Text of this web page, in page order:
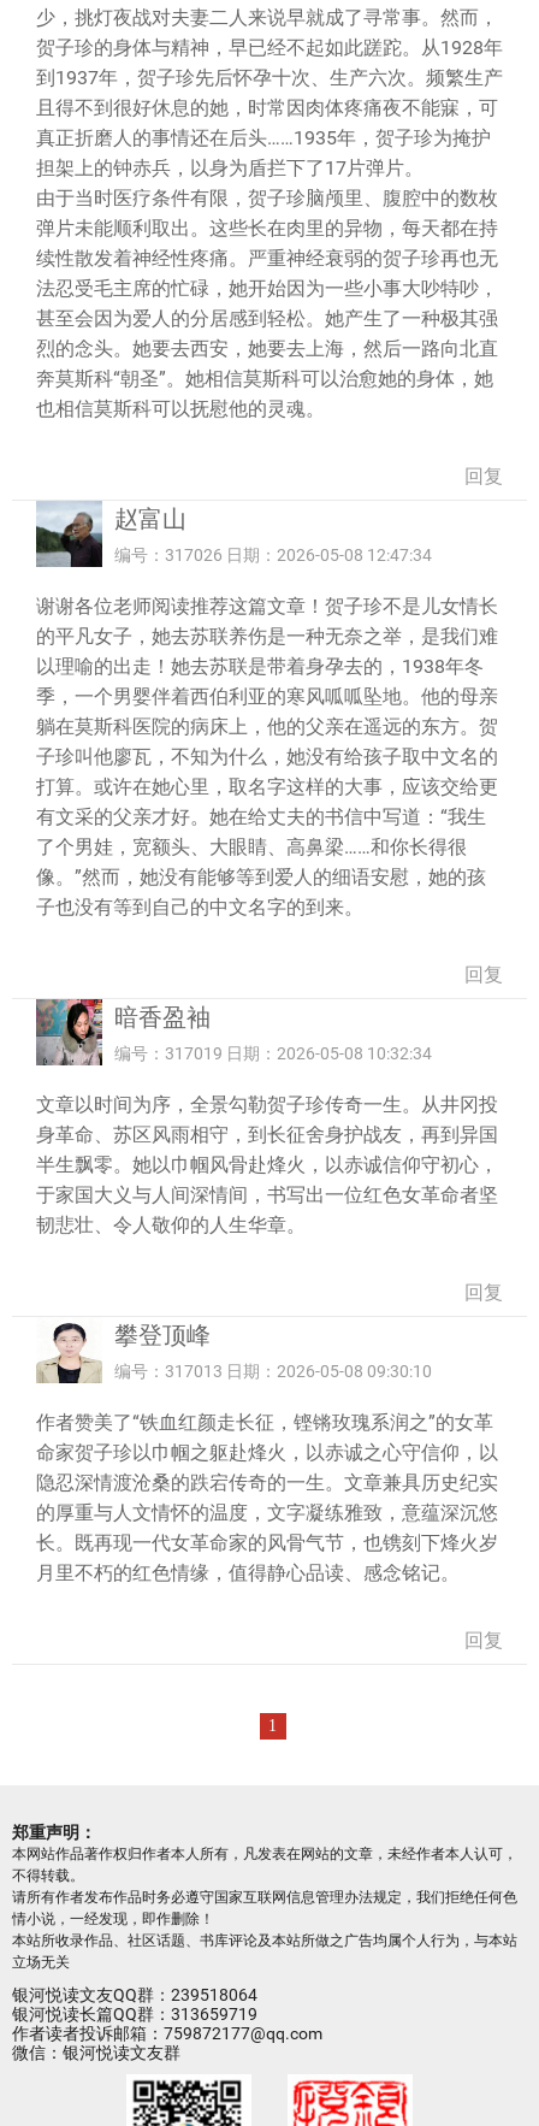
少，挑灯夜战对夫妻二人来说早就成了寻常事。然而，
贺子珍的身体与精神，早已经不起如此蹉跎。从1928年
到1937年，贺子珍先后怀孕十次、生产六次。频繁生产
且得不到很好休息的她，时常因肉体疼痛夜不能寐，可
真正折磨人的事情还在后头……1935年，贺子珍为掩护
担架上的钟赤兵，以身为盾拦下了17片弹片。
由于当时医疗条件有限，贺子珍脑颅里、腹腔中的数枚
弹片未能顺利取出。这些长在肉里的异物，每天都在持
续性散发着神经性疼痛。严重神经衰弱的贺子珍再也无
法忍受毛主席的忙碌，她开始因为一些小事大吵特吵，
甚至会因为爱人的分居感到轻松。她产生了一种极其强
烈的念头。她要去西安，她要去上海，然后一路向北直
奔莫斯科“朝圣”。她相信莫斯科可以治愈她的身体，她
也相信莫斯科可以抚慰他的灵魂。
回复
赵富山
编号：317026 日期：2026-05-08 12:47:34
谢谢各位老师阅读推荐这篇文章！贺子珍不是儿女情长
的平凡女子，她去苏联养伤是一种无奈之举，是我们难
以理喻的出走！她去苏联是带着身孕去的，1938年冬
季，一个男婴伴着西伯利亚的寒风呱呱坠地。他的母亲
躺在莫斯科医院的病床上，他的父亲在遥远的东方。贺
子珍叫他廖瓦，不知为什么，她没有给孩子取中文名的
打算。或许在她心里，取名字这样的大事，应该交给更
有文采的父亲才好。她在给丈夫的书信中写道：“我生
了个男娃，宽额头、大眼睛、高鼻梁……和你长得很
像。”然而，她没有能够等到爱人的细语安慰，她的孩
子也没有等到自己的中文名字的到来。
回复
暗香盈袖
编号：317019 日期：2026-05-08 10:32:34
文章以时间为序，全景勾勒贺子珍传奇一生。从井冈投
身革命、苏区风雨相守，到长征舍身护战友，再到异国
半生飘零。她以巾帼风骨赴烽火，以赤诚信仰守初心，
于家国大义与人间深情间，书写出一位红色女革命者坚
韧悲壮、令人敬仰的人生华章。
回复
攀登顶峰
编号：317013 日期：2026-05-08 09:30:10
作者赞美了“铁血红颜走长征，铿锵玫瑰系润之”的女革
命家贺子珍以巾帼之躯赴烽火，以赤诚之心守信仰，以
隐忍深情渡沧桑的跌宕传奇的一生。文章兼具历史纪实
的厚重与人文情怀的温度，文字凝练雅致，意蕴深沉悠
长。既再现一代女革命家的风骨气节，也镌刻下烽火岁
月里不朽的红色情缘，值得静心品读、感念铭记。
回复
1
郑重声明：
本网站作品著作权归作者本人所有，凡发表在网站的文章，未经作者本人认可，
不得转载。
请所有作者发布作品时务必遵守国家互联网信息管理办法规定，我们拒绝任何色
情小说，一经发现，即作删除！
本站所收录作品、社区话题、书库评论及本站所做之广告均属个人行为，与本站
立场无关
银河悦读文友QQ群：239518064
银河悦读长篇QQ群：313659719
作者读者投诉邮箱：759872177@qq.com
微信：银河悦读文友群